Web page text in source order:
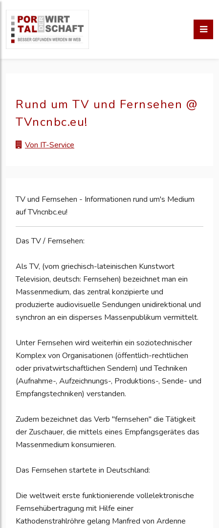
Rund um TV und Fernsehen @
TVncnbc.eu!
Von IT-Service
TV und Fernsehen - Informationen rund um's Medium
auf TVncnbc.eu!
Das TV / Fernsehen:
Als TV, (vom griechisch-lateinischen Kunstwort
Television, deutsch: Fernsehen) bezeichnet man ein
Massenmedium, das zentral konzipierte und
produzierte audiovisuelle Sendungen unidirektional und
synchron an ein disperses Massenpublikum vermittelt.
Unter Fernsehen wird weiterhin ein soziotechnischer
Komplex von Organisationen (öffentlich-rechtlichen
oder privatwirtschaftlichen Sendern) und Techniken
(Aufnahme-, Aufzeichnungs-, Produktions-, Sende- und
Empfangstechniken) verstanden.
Zudem bezeichnet das Verb "fernsehen" die Tätigkeit
der Zuschauer, die mittels eines Empfangsgerätes das
Massenmedium konsumieren.
Das Fernsehen startete in Deutschland:
Die weltweit erste funktionierende vollelektronische
Fernsehübertragung mit Hilfe einer
Kathodenstrahlröhre gelang Manfred von Ardenne